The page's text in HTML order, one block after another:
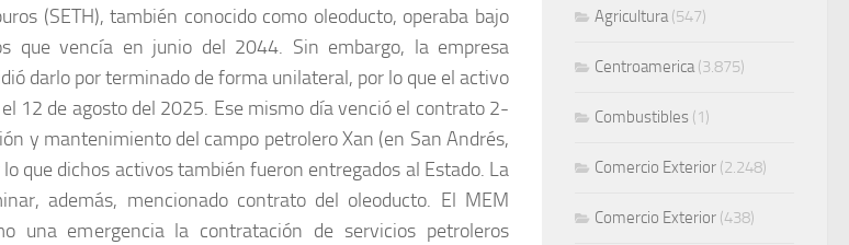
(SETH), también conocido como oleoducto, operaba bajo
que vencía en junio del 2044. Sin embargo, la empresa
darlo por terminado de forma unilateral, por lo que el activo
12 de agosto del 2025. Ese mismo día venció el contrato 2-
y mantenimiento del campo petrolero Xan (en San Andrés,
que dichos activos también fueron entregados al Estado. La
además, mencionado contrato del oleoducto. El MEM
una emergencia la contratación de servicios petroleros
Agricultura(547)
Centroamerica(3.875)
Combustibles (1)
Comercio Exterior (2.248)
Comercio Exterior (438)